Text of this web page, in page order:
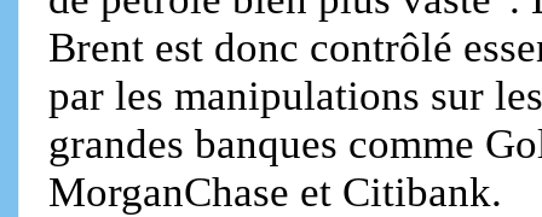
Brent est donc contrôlé
par les manipulations sur
grandes banques comme
MorganChase et Citibank.